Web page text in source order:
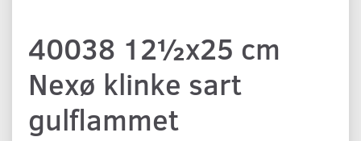
40038 12½x25 cm
Nexø klinke sart
gulflammet